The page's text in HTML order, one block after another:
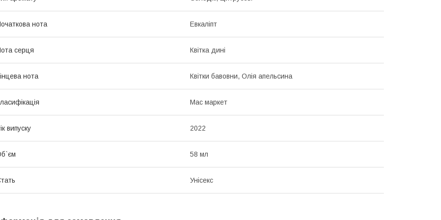
нота Евкаліпт
серця Квітка дині
нота Квітки бавовни, Олія апельсина
Мас маркет
випуску 2022
58 мл
Унісекс